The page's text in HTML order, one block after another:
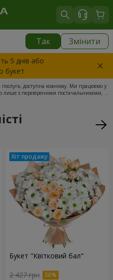
Так Змінити
5 днів або
букет
– послуга, доступна кожному. Ми працюємо у
лише з перевіреними постачальниками, а
є найбільшою в Україні. Квіти для
вони завжди найсвіжіші. Наші
квітів у Василькові завжди
точно залишитеся задоволені.
Букет "Квітковий бал"
2 427 грн